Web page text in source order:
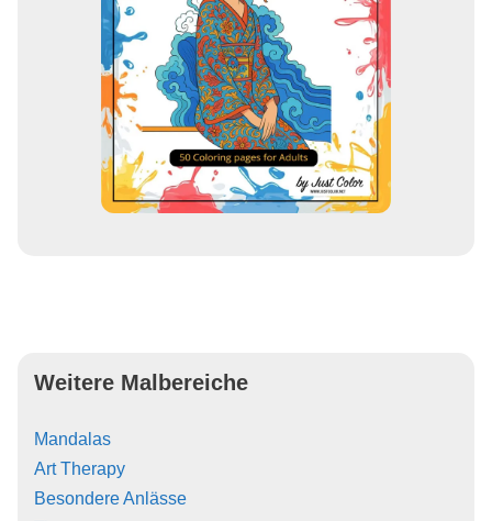
Weitere Malbereiche
Mandalas
Art Therapy
Besondere Anlässe